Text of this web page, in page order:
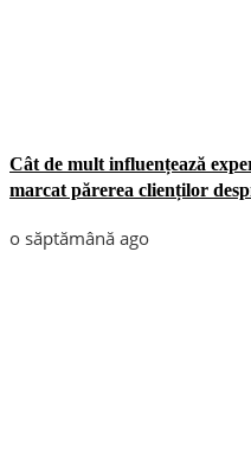
Cât de mult influențează
marcat părerea clienților
o săptămână ago